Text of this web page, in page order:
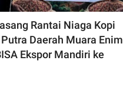
Rantai Niaga Kopi
Daerah Muara Enim
Ekspor Mandiri ke